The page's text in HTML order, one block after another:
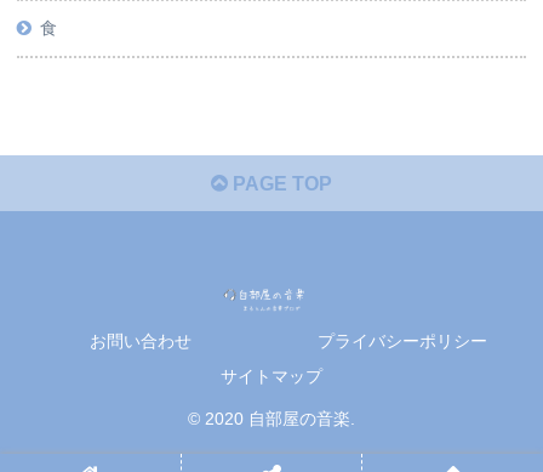
食
PAGE TOP
お問い合わせ
プライバシーポリシー
サイトマップ
© 2020 自部屋の音楽.